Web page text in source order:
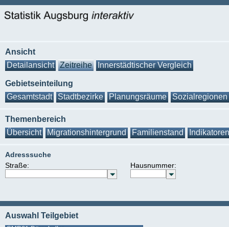
Ansicht
Detailansicht
Zeitreihe Innerstädtischer Vergleich
Gebietseinteilung
Gesamtstadt
Stadtbezirke Planungsräume Sozialregionen
Themenbereich
Übersicht
Migrationshintergrund Familienstand Indikatoren
Adresssuche
Straße:
Hausnummer:
Auswahl Teilgebiet